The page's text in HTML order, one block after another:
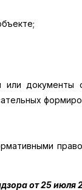
или документы
от 25 июля